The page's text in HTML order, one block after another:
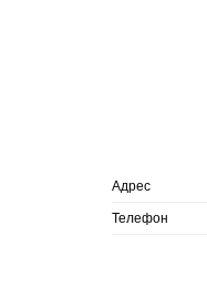
Адрес
Телефон